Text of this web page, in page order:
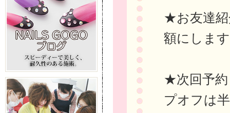
★お友達紹
額にしま
★次回予約
プオフは